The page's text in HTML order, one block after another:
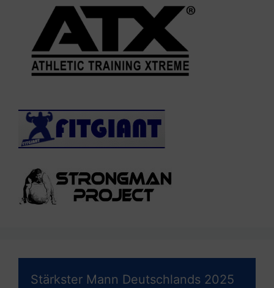
Stärkster Mann Deutschlands 2025